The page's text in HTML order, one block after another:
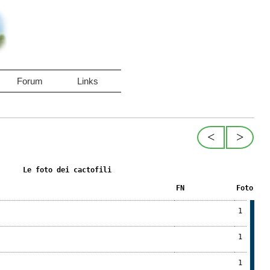
Forum Links
>
<
Le foto dei cactofili
FN Foto
1
1
1